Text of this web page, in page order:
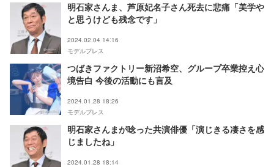
明石家さんま、芦原妃名子さん死去に悲痛「美学や
と思うけども残念です」
2024.02.04 14:16
モデルプレス
つばきファクトリー新沼希空、グループ卒業控え心
境告白 今後の活動にも言及
2024.01.28 18:26
モデルプレス
明石家さんまが唸った共演俳優「演じきる凄さを感
じましたね」
2024.01.28 18:14